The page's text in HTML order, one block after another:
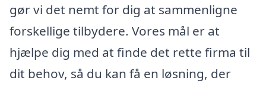
gør vi det nemt for dig at sammenligne
forskellige tilbydere. Vores mål er at
hjælpe dig med at finde det rette firma til
dit behov, så du kan få en løsning, der